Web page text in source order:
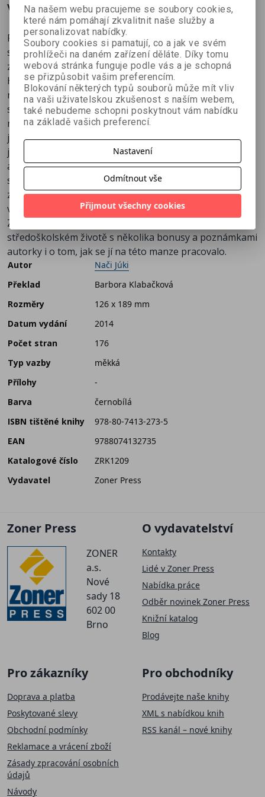
Více o knize
Romantická manga o problémech v životě
středoškolačky a o tom, co všechno může způsobit
zakázaný polibek.
Hlavní hrdinka, patnáctiletá Mako se přestěhovala s
rodinou do Tokia a nastoupila do nové školy. Místo aby
si užívala života teenagerky v Tokiu, musí kvůli vlastní
nešikovnosti posluhovat a uklízet v Klubu kavalírů –
jediné třídě chlapců na jinak dívčí škole. A jako by to pro
její trápení nebylo dost, Mako se zamiluje do nejhezčího
a nejpopulárnějšího z nich, i když ví, že v Klubu kavalírů
se něco takového nepřipouští, dokonce i líbání je
zakázáno. Když už má Mako pocit, že se to nedá dál
vydržet, stane se cestou z klubu něco nečekaného...
Závěrečný díl romantické mangy o „sladkém“
středoškolském životě s několika bonusy a poznámkami
autorky i o tom, jak se jí na této manze pracovalo.
Autor
Nači Júki
Překlad
Barbora Klabačková
Rozměry
126 x 189 mm
Datum vydání
2014
Počet stran
176
Typ vazby
měkká
Přílohy
-
Barva
černobílá
ISBN tištěné knihy
978-80-7413-273-5
EAN
9788074132735
Katalogové číslo
ZRK1209
Vydavatel
Zoner Press
Zoner Press
ZONER
a.s.
Nové
sady 18
602 00
Brno
O vydavatelství
Kontakty
Lidé v Zoner Press
Nabídka práce
Odběr novinek Zoner Press
Knižní katalog
Blog
Pro zákazníky
Doprava a platba
Poskytované slevy
Obchodní podmínky
Reklamace a vrácení zboží
Zásady zpracování osobních
údajů
Návody
Pro obchodníky
Prodávejte naše knihy
XML s nabídkou knih
RSS kanál – nové knihy
Na našem webu pracujeme se soubory cookies,
které nám pomáhají zkvalitnit naše služby a
personalizovat nabídky.
Soubory cookies si pamatují, co a jak ve svém
prohlížeči na daném zařízení děláte. Díky tomu
webová stránka funguje podle vás a je schopná
se přizpůsobit vašim preferencím.
Blokování některých typů souborů může mít vliv
na vaši uživatelskou zkušenost s naším webem,
také nebudeme schopni poskytnout vám nabídku
na základě vašich preferencí.
Nastavení
Odmítnout vše
Přijmout všechny cookies